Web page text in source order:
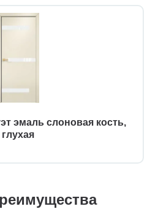
эмаль слоновая кость,
глухая